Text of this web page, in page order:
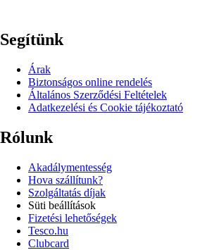
Segítünk
Árak
Biztonságos online rendelés
Általános Szerződési Feltételek
Adatkezelési és Cookie tájékoztató
Rólunk
Akadálymentesség
Hova szállítunk?
Szolgáltatás díjak
Süti beállítások
Fizetési lehetőségek
Tesco.hu
Clubcard